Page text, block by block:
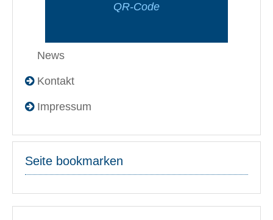
QR-Code
News
Kontakt
Impressum
Seite bookmarken